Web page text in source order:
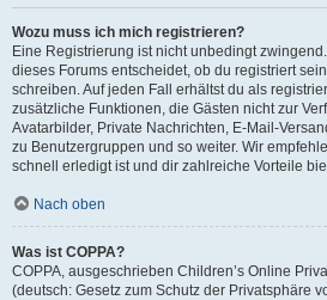
Wozu muss ich mich registrieren?
Eine Registrierung ist nicht unbedingt
dieses Forums entscheidet, ob du registriert
schreiben. Auf jeden Fall erhältst du als
zusätzliche Funktionen, die Gästen nicht zur
Avatarbilder, Private Nachrichten, E-Mail-
zu Benutzergruppen und so weiter. Wir
schnell erledigt ist und dir zahlreiche Vorteile
Nach oben
Was ist COPPA?
COPPA, ausgeschrieben Children’s Online
(deutsch: Gesetz zum Schutz der Privatsphäre